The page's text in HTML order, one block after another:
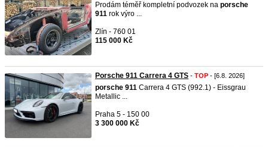
Prodám téměř kompletní podvozek na porsche
911 rok výro ...
Zlín - 760 01
115 000 Kč
Porsche 911 Carrera 4 GTS - TOP - [6.8. 2026]
porsche 911 Carrera 4 GTS (992.1) - Eissgrau
Metallic ...
Praha 5 - 150 00
3 300 000 Kč